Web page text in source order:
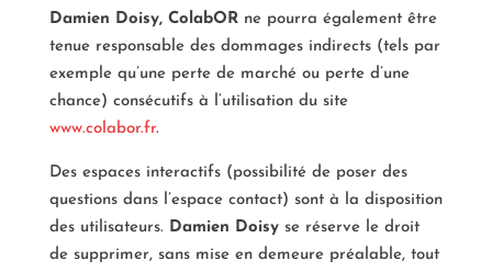
Damien Doisy, ColabOR ne pourra également être
tenue responsable des dommages indirects (tels par
exemple qu’une perte de marché ou perte d’une
chance) consécutifs à l’utilisation du site
www.colabor.fr.
Des espaces interactifs (possibilité de poser des
questions dans l’espace contact) sont à la disposition
des utilisateurs. Damien Doisy se réserve le droit
de supprimer, sans mise en demeure préalable, tout